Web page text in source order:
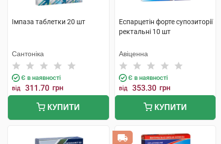
Імпаза таблетки 20 шт
Сантоніка
Є в наявності
від 311.70 грн
КУПИТИ
Еспарцетін форте супозиторії
ректальні 10 шт
Авіценна
Є в наявності
від 353.30 грн
КУПИТИ